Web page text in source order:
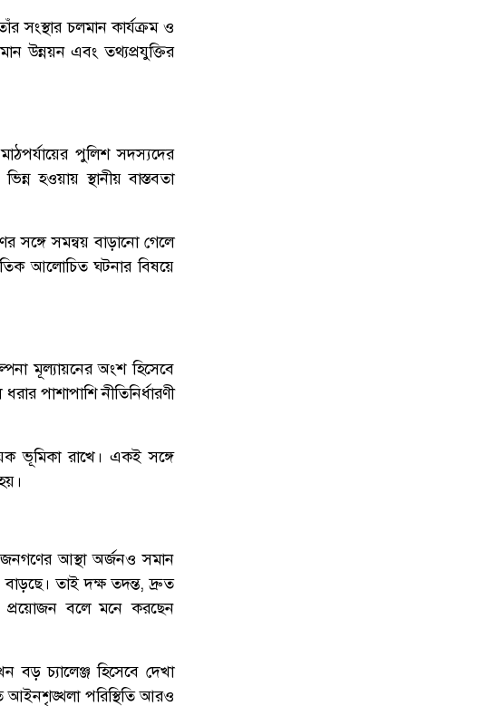
চলমান কার্যক্রম ও
উন্নয়ন এবং তথ্যপ্রযুক্তির
মাঠপর্যায়ের পুলিশ সদস্যদের
হওয়ায় স্থানীয় বাস্তবতা
সঙ্গে সমন্বয় বাড়ানো গেলে
আলোচিত ঘটনার বিষয়ে
মূল্যায়নের অংশ হিসেবে
পাশাপাশি নীতিনির্ধারণী
ভূমিকা রাখে। একই সঙ্গে
আস্থা অর্জনও সমান
তাই দক্ষ তদন্ত, দ্রুত
প্রয়োজন বলে মনে করছেন
চ্যালেঞ্জ হিসেবে দেখা
আইনশৃঙ্খলা পরিস্থিতি আরও